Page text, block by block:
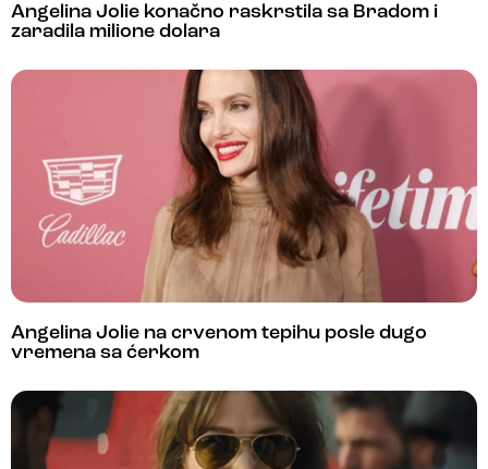
Angelina Jolie konačno raskrstila sa Bradom i
zaradila milione dolara
Angelina Jolie na crvenom tepihu posle dugo
vremena sa ćerkom